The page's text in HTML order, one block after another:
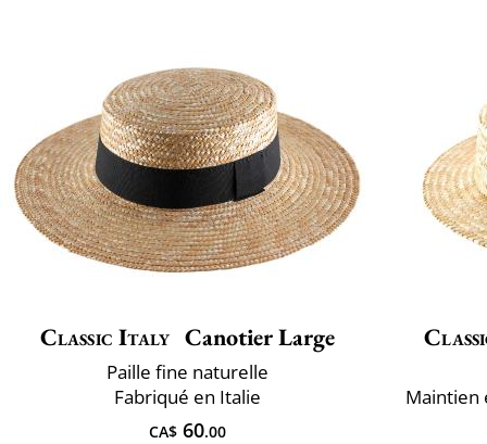
Classic Italy Canotier Large
Paille fine naturelle
Fabriqué en Italie
CA$ 60.00
Maintien